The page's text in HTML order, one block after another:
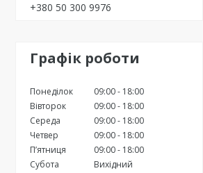
+380 50 300 9976
Графік роботи
Понеділок 09:00
18:00
Вівторок
09:00
18:00
Середа
09:00
18:00
Четвер
09:00
18:00
Пʼятниця
09:00
18:00
Субота
Вихідний